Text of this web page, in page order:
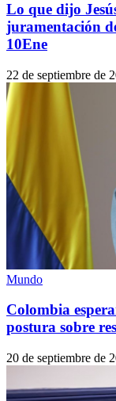
Lo que dijo
juramentación
10Ene
22 de septiembre de
Mundo
Colombia
postura sobre
20 de septiembre de